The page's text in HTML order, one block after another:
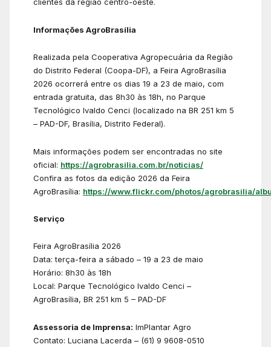
clientes da região centro-oeste.
Informações AgroBrasília
Realizada pela Cooperativa Agropecuária da Região
do Distrito Federal (Coopa-DF), a Feira AgroBrasília
2026 ocorrerá entre os dias 19 a 23 de maio, com
entrada gratuita, das 8h30 às 18h, no Parque
Tecnológico Ivaldo Cenci (localizado na BR 251 km 5
– PAD-DF, Brasília, Distrito Federal).
Mais informações podem ser encontradas no site
oficial: https://agrobrasilia.com.br/noticias/
Confira as fotos da edição 2026 da Feira
AgroBrasília: https://www.flickr.com/photos/agrobrasilia/
Serviço
Feira AgroBrasília 2026
Data: terça-feira a sábado – 19 a 23 de maio
Horário: 8h30 às 18h
Local: Parque Tecnológico Ivaldo Cenci –
AgroBrasília, BR 251 km 5 – PAD-DF
Assessoria de Imprensa: ImPlantar Agro
Contato: Luciana Lacerda – (61) 9 9608-0510